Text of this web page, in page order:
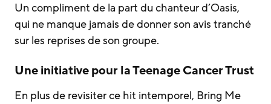
Un compliment de la part du chanteur d’Oasis,
qui ne manque jamais de donner son avis tranché
sur les reprises de son groupe.
Une initiative pour la Teenage Cancer Trust
En plus de revisiter ce hit intemporel, Bring Me